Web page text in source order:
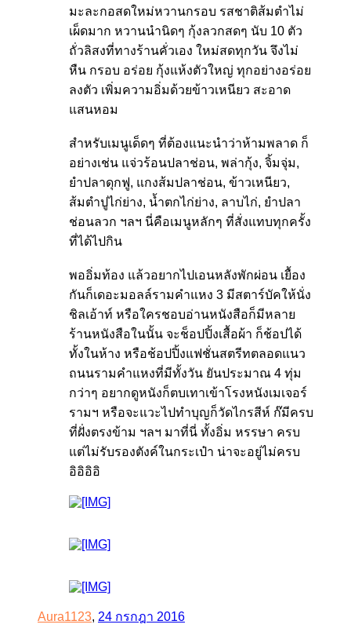
มะละกอสดใหม่หวานกรอบ รสชาติส้มตำไม่
เผ็ดมาก หวานนำนิดๆ กุ้งลวกสดๆ นับ 10 ตัว
ถั่วลิสงที่ทางร้านคั่วเอง ใหม่สดทุกวัน จึงไม่
หืน กรอบ อร่อย กุ้งแห้งตัวใหญ่ ทุกอย่างอร่อย
ลงตัว เพิ่มความอิ่มด้วยข้าวเหนียว สะอาด
แสนหอม
สำหรับเมนูเด็ดๆ ที่ต้องแนะนำว่าห้ามพลาด ก็
อย่างเช่น แจ่วร้อนปลาช่อน, พล่ากุ้ง, จิ้มจุ่ม,
ยำปลาดุกฟู, แกงส้มปลาช่อน, ข้าวเหนียว,
ส้มตำปูไก่ย่าง, น้ำตกไก่ย่าง, ลาบไก่, ยำปลา
ช่อนลวก ฯลฯ นี่คือเมนูหลักๆ ที่สั่งแทบทุกครั้ง
ที่ได้ไปกิน
พออิ่มท้อง แล้วอยากไปเอนหลังพักผ่อน เยื้อง
กันก็เดอะมอลล์รามคำแหง 3 มีสตาร์บัคให้นั่ง
ชิลเอ้าท์ หรือใครชอบอ่านหนังสือก็มีหลาย
ร้านหนังสือในนั้น จะช็อปปิ้งเสื้อผ้า ก็ช้อปได้
ทั้งในห้าง หรือช้อปปิ้งแฟชั่นสตรีทตลอดแนว
ถนนรามคำแหงที่มีทั้งวัน ยันประมาณ 4 ทุ่ม
กว่าๆ อยากดูหนังก็ตบเทาเข้าโรงหนังเมเจอร์
รามฯ หรือจะแวะไปทำบุญก็วัดไกรสีห์ ก๊มีครบ
ที่ฝั่งตรงข้าม ฯลฯ มาที่นี่ ทั้งอิ่ม หรรษา ครบ
แต่ไม่รับรองตังค์ในกระเป๋า น่าจะอยู่ไม่ครบ
อิอิอิอิ
Aura1123, 24 กรกฎา 2016